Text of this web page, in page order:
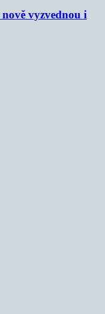
nově vyzvednou i